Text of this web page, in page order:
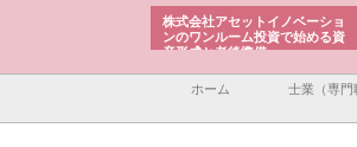
株式会社アセットイノベーショ
ンのワンルーム投資で始める資
産形成と老後準備
ホーム 士業（専門